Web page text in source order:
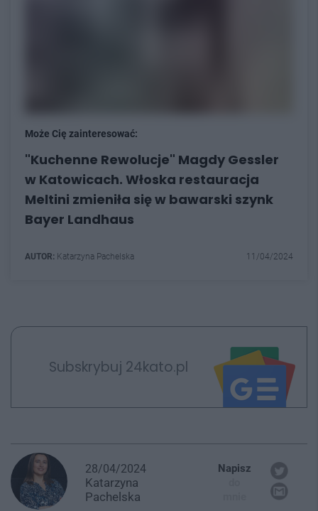
Może Cię zainteresować:
"Kuchenne Rewolucje" Magdy Gessler
w Katowicach. Włoska restauracja
Meltini zmieniła się w bawarski szynk
Bayer Landhaus
AUTOR: Katarzyna Pachelska 11/04/2024
Subskrybuj 24kato.pl
28/04/2024
Katarzyna
Pachelska
Napisz